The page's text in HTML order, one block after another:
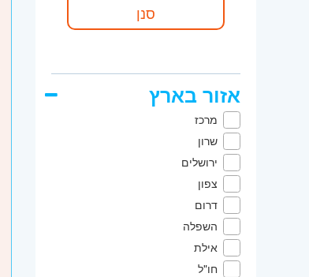
אזור בארץ
מרכז
שרון
ירושלים
צפון
דרום
השפלה
אילת
חו"ל